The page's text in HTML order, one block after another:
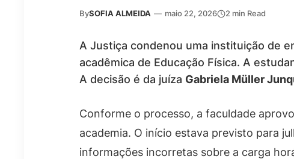
BySOFIA ALMEIDA — maio 22, 2026 2 min Read
A Justiça condenou uma instituição de
acadêmica de Educação Física. A
A decisão é da juíza Gabriela Müller
Conforme o processo, a faculdade
academia. O início estava previsto para
informações incorretas sobre a carga